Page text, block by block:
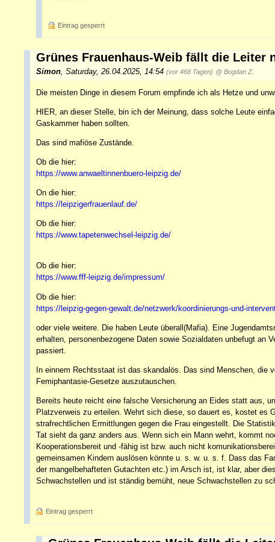
Eintrag gesperrt
Grünes Frauenhaus-Weib fällt die Leiter
Simon Saturday, 26.04.2025, 14:54 (vor 468 Tagen) @ Bogdan Z.
Die meisten Dinge in diesem Forum empfinde ich als Hetze und
HIER, an dieser Stelle, bin ich der Meinung, dass solche Leute
Gaskammer haben sollten.
Das sind mafiöse Zustände.
Ob die hier:
https://www.anwaeltinnenbuero-leipzig.de/
On die hier:
https://leipzigerfrauenlauf.de/
Ob die hier:
https://www.tapetenwechsel-leipzig.de/
Ob die hier:
https://www.fff-leipzig.de/impressum/
Ob die hier:
https://leipzig-gegen-gewalt.de/netzwerk/koordinierungs-und-
oder viele weitere. Die haben Leute überall(Mafia). Eine
erhalten, personenbezogene Daten sowie Sozialdaten unbefugt an
passiert.
In einnem Rechtsstaat ist das skandalös. Das sind Menschen, die
Femiphantasie-Gesetze auszutauschen.
Bereits heute reicht eine falsche Versicherung an Eides statt aus,
Platzverweis zu erteilen. Wehrt sich diese, so dauert es, kostet es
strafrechtlichen Ermittlungen gegen die Frau eingestellt. Die
Tat sieht da ganz anders aus. Wenn sich ein Mann wehrt, kommt
Kooperationsbereit und -fähig ist bzw. auch nicht
gemeinsamen Kindern auslösen könnte u. s. w. u. s. f. Dass das
der mangelbehafteten Gutachten etc.) im Arsch ist, ist klar, aber
Schwachstellen und ist ständig bemüht, neue Schwachstellen zu
Eintrag gesperrt